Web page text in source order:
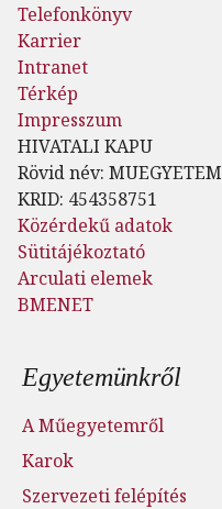
Telefonkönyv
Karrier
Intranet
Térkép
Impresszum
HIVATALI KAPU
Rövid név: MUEGYETEM
KRID: 454358751
Közérdekű adatok
Sütitájékoztató
Arculati elemek
BMENET
Lábléc menü
Egyetemünkről
A Műegyetemről
Karok
Szervezeti felépítés